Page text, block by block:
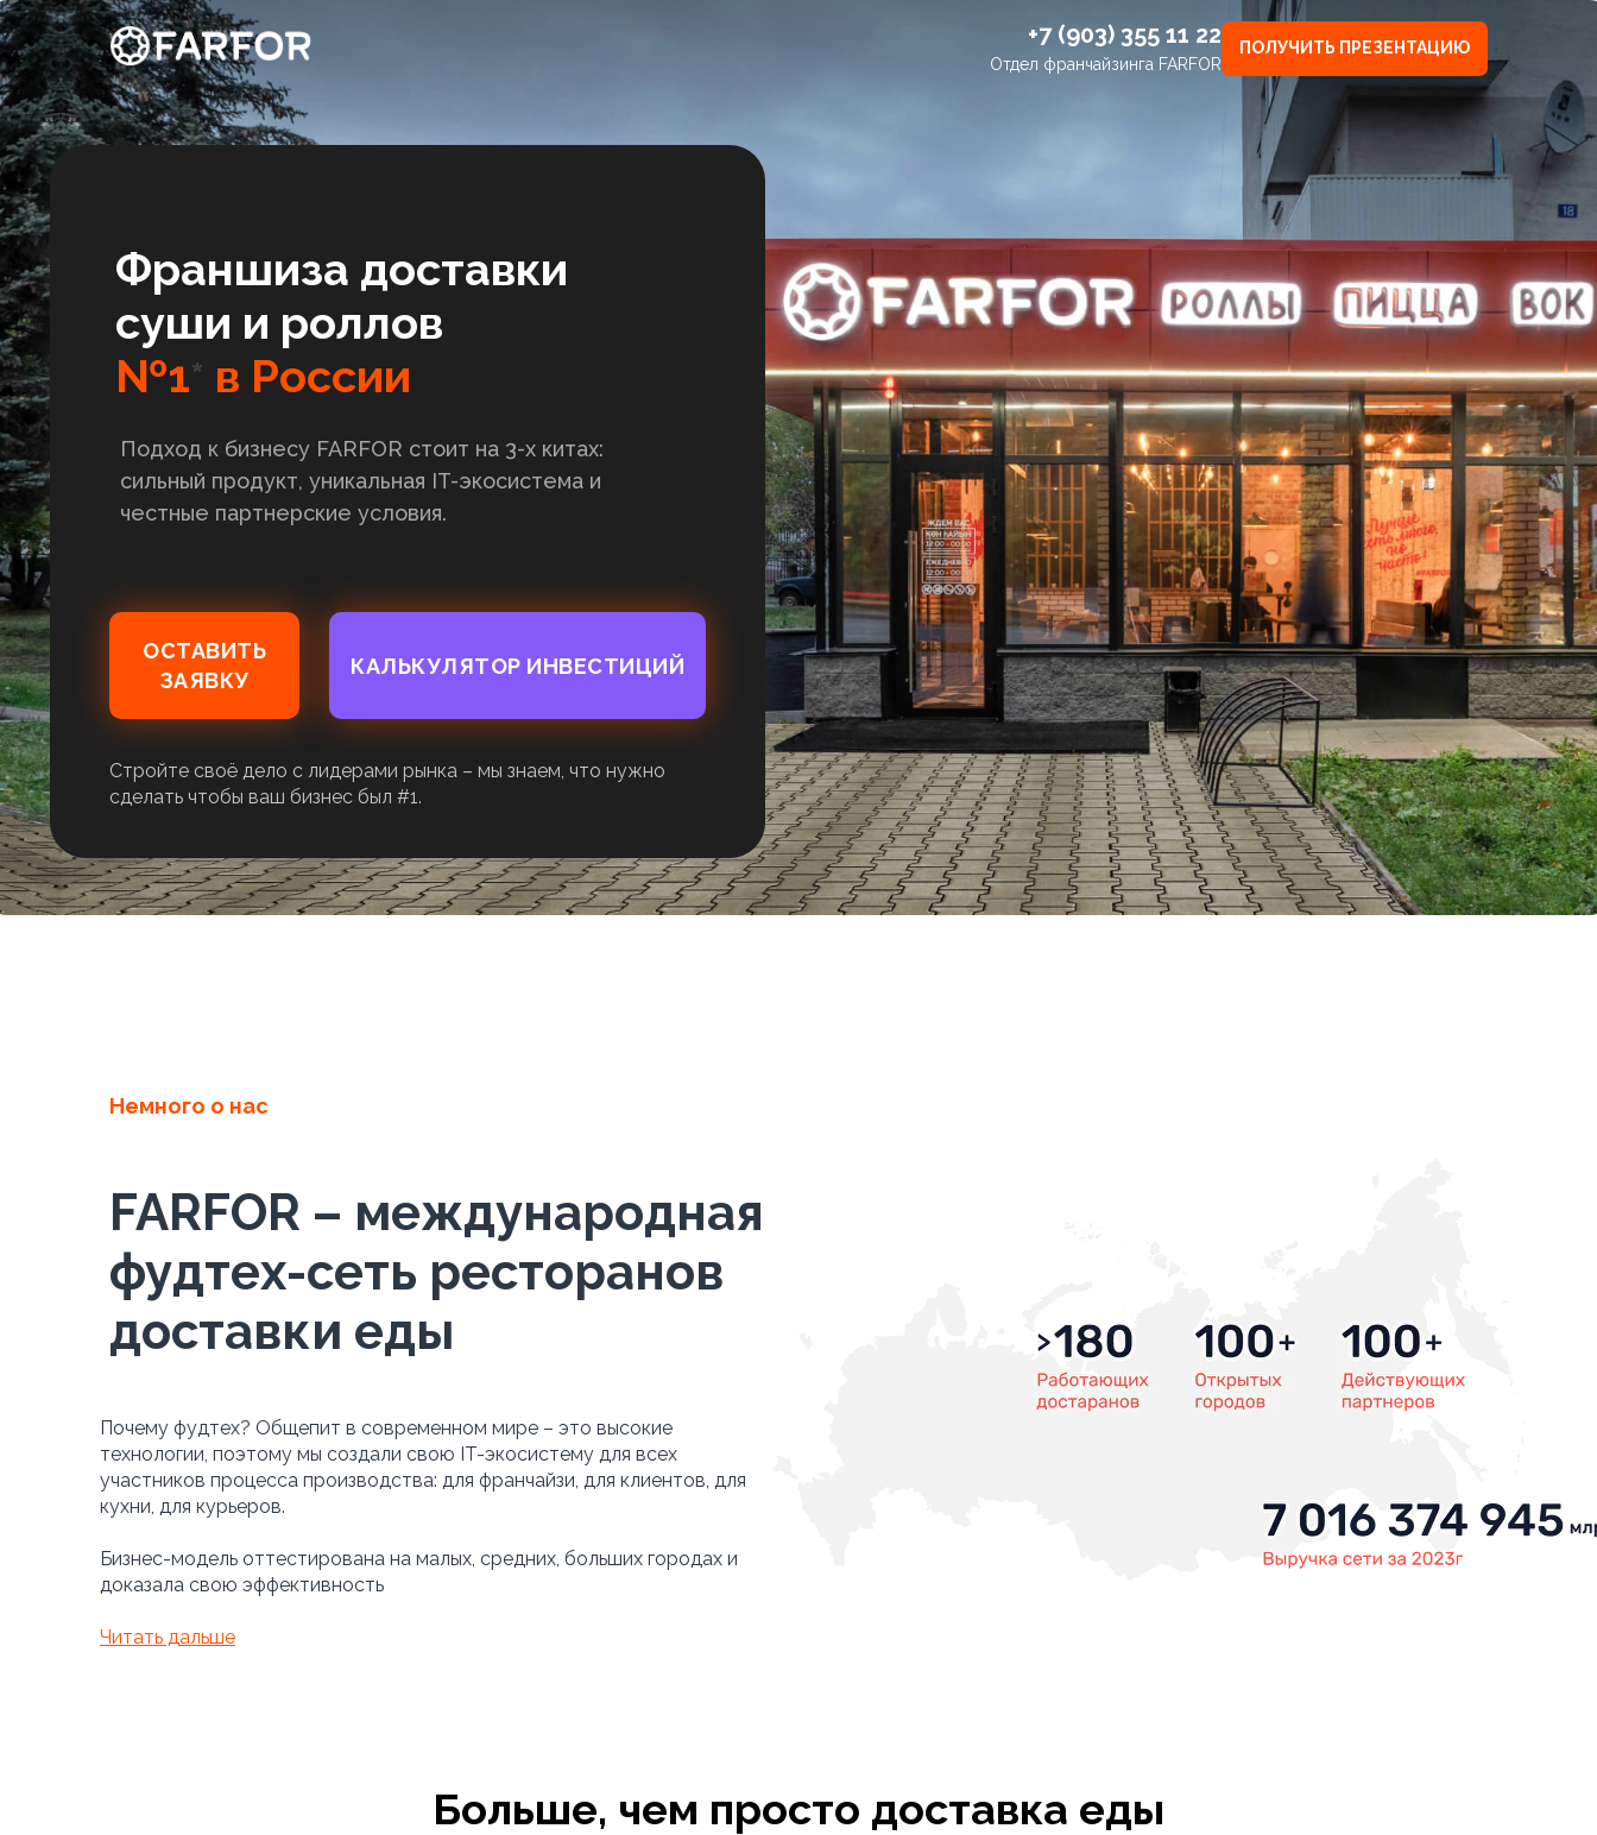
+7 (903) 355 11 22
Отдел франчайзинга FARFOR
ПОЛУЧИТЬ ПРЕЗЕНТАЦИЮ
Стройте своё дело с лидерами рынка – мы знаем, что нужно
сделать чтобы ваш бизнес был #1.
ОСТАВИТЬ
ЗАЯВКУ
КАЛЬКУЛЯТОР ИНВЕСТИЦИЙ
Подход к бизнесу FARFOR стоит на 3-х китах:
сильный продукт, уникальная IT-экосистема и
честные партнерские условия.
Франшиза доставки
суши и роллов
№1* в России
Немного о нас
FARFOR – международная
фудтех-сеть ресторанов
доставки еды
Почему фудтех? Общепит в современном мире – это высокие
технологии, поэтому мы создали свою IT-экосистему для всех
участников процесса производства: для франчайзи, для клиентов, для
кухни, для курьеров.
Бизнес-модель оттестирована на малых, средних, больших городах и
доказала свою эффективность
Читать дальше
Больше, чем просто доставка еды